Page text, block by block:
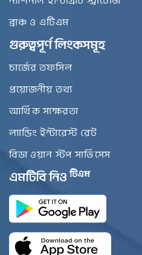
ব্রাঞ্চ ও এটিএম
গুরুত্বপূর্ণ লিংকসমূহ
চার্জের তফসিল
প্রয়োজনীয় তথ্য
আর্থিক সাক্ষরতা
ল্যান্ডিং ইন্টারেস্ট রেট
বিডা ওয়ান স্টপ সার্ভিসেস
এমটিবি নিও টিএম